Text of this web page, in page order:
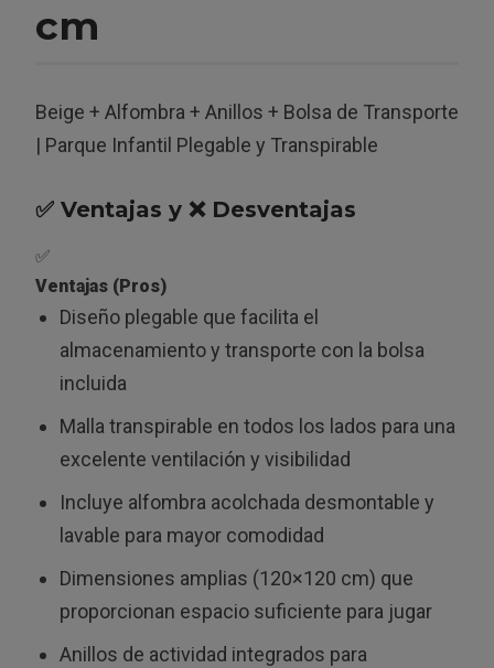
cm
Beige + Alfombra + Anillos + Bolsa de Transporte
| Parque Infantil Plegable y Transpirable
✅ Ventajas y ❌ Desventajas
✅
Ventajas (Pros)
Diseño plegable que facilita el
almacenamiento y transporte con la bolsa
incluida
Malla transpirable en todos los lados para una
excelente ventilación y visibilidad
Incluye alfombra acolchada desmontable y
lavable para mayor comodidad
Dimensiones amplias (120×120 cm) que
proporcionan espacio suficiente para jugar
Anillos de actividad integrados para